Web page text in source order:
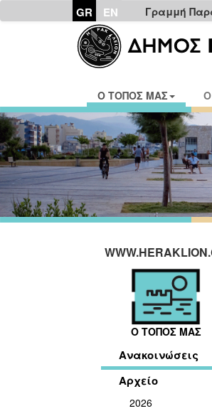
GR EN Γραμμή
Ο ΤΟΠΟΣ ΜΑΣ
Ο ΤΟΠΟΣ ΜΑΣ
Ανακοινώσεις
Αρχείο
2026